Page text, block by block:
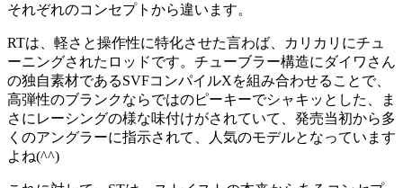
それぞれのコンセプトから違います。
RTは、軽さと操作性に特化させた言わば、カリカリにチュ
ーニングされたロッドです。チューブラー構造にダイワさん
の独自素材であるSVFコンパイルXを組み合わせることで、
高弾性のブランクならではのピーキーでシャキッとした、ま
さにレーシングの様な味付けがされていて、発売当初から多
くのアングラーに指示されて、人気のモデルとなっています
よね(^^)